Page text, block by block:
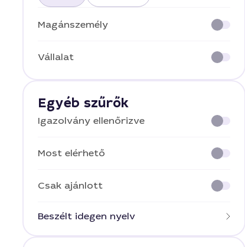
Magánszemély
Vállalat
Egyéb szűrők
Igazolvány ellenőrizve
Most elérhető
Csak ajánlott
Beszélt idegen nyelv